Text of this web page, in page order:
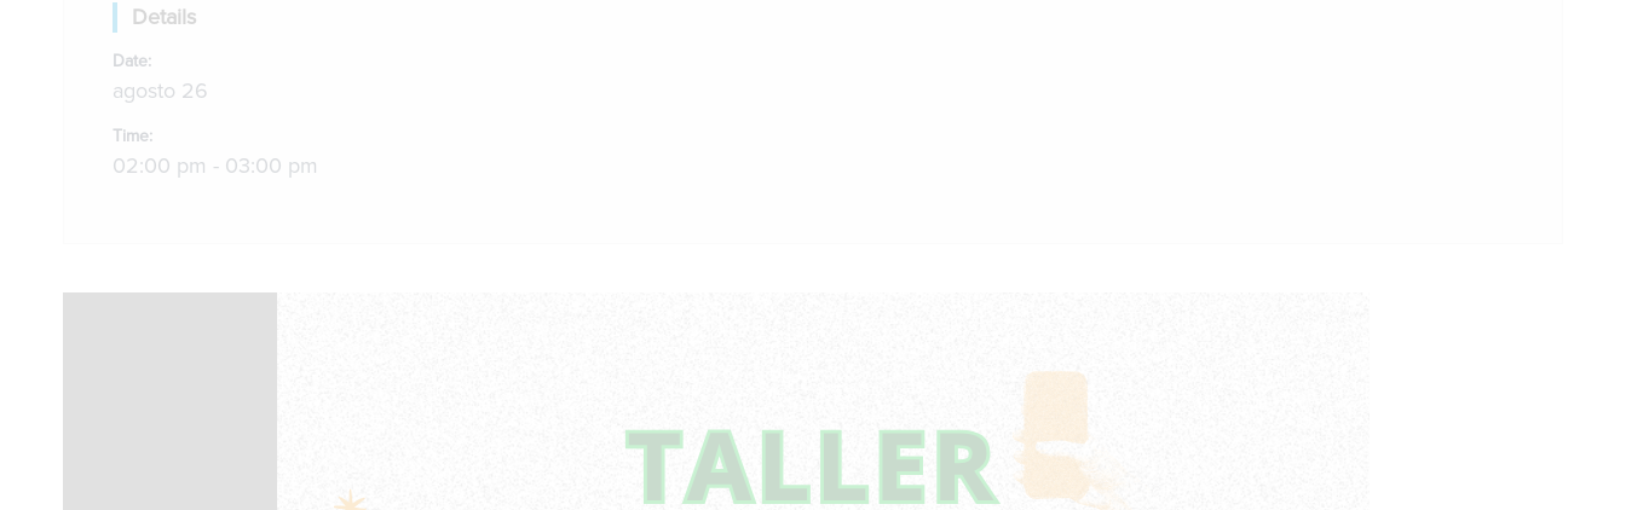
Details
Date:
agosto 26
Time:
02:00 pm - 03:00 pm